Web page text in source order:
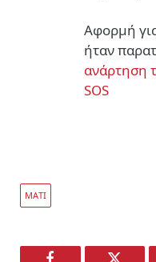
Αφορμή
ήταν
ανάρτηση
SOS
ΜΑΤΙ